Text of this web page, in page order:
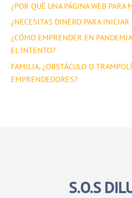
¿POR QUÉ UNA PÁGINA WEB PARA
¿NECESITAS DINERO PARA
¿CÓMO EMPRENDER EN
EL INTENTO?
FAMILIA, ¿OBSTÁCULO O
EMPRENDEDORES?
S.O.S